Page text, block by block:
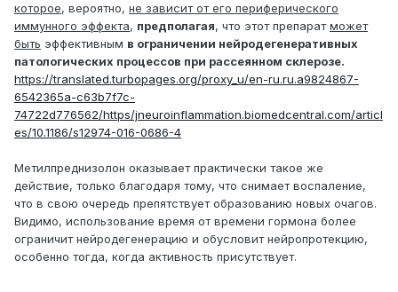
которое, вероятно, не зависит от его периферического
иммунного эффекта, предполагая, что этот препаратможет
быть эффективным в ограничении нейродегенеративных
патологических процессов при рассеянном склерозе.
https://translated.turbopages.org/proxy_u/en-ru.ru.a9824867-
6542365a-c63b7f7c-
74722d776562/https/jneuroinflammation.biomedcentral.com/articl
es/10.1186/s12974-016-0686-4
Метилпреднизолон оказывает практически такое же
действие, только благодаря тому, что снимает воспаление,
что в свою очередь препятствует образованию новых очагов.
Видимо, использование время от времени гормона более
ограничит нейродегенерацию и обусловит нейропротекцию,
особенно тогда, когда активность присутствует.